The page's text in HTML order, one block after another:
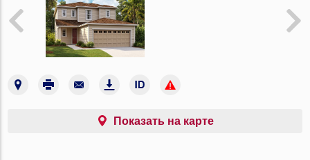
Показать на карте